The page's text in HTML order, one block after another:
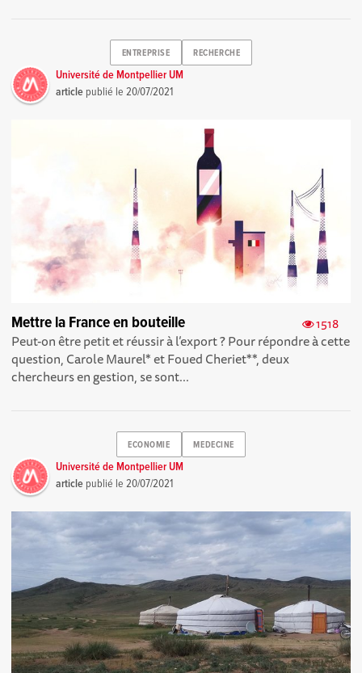
ENTREPRISE RECHERCHE
Université de Montpellier UM
article publié le20/07/2021
1518
Mettre la France en bouteille
Peut-on être petit et réussir à l’export ? Pour répondre à cette
question, Carole Maurel* et Foued Cheriet**, deux
chercheurs en gestion, se sont...
ECONOMIE MEDECINE
Université de Montpellier UM
article publié le20/07/2021